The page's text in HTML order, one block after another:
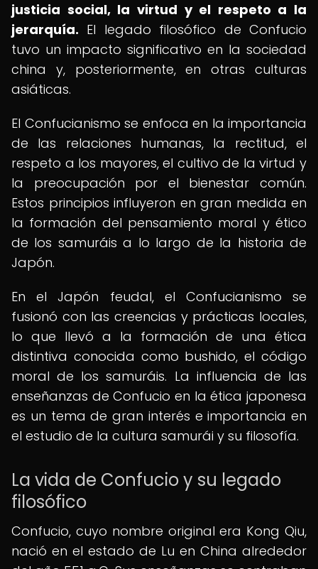
justicia social, la virtud y el respeto a la
jerarquía. El legado filosófico de Confucio
tuvo un impacto significativo en la sociedad
china y, posteriormente, en otras culturas
asiáticas.
El Confucianismo se enfoca en la importancia
de las relaciones humanas, la rectitud, el
respeto a los mayores, el cultivo de la virtud y
la preocupación por el bienestar común.
Estos principios influyeron en gran medida en
la formación del pensamiento moral y ético
de los samuráis a lo largo de la historia de
Japón.
En el Japón feudal, el Confucianismo se
fusionó con las creencias y prácticas locales,
lo que llevó a la formación de una ética
distintiva conocida como bushido, el código
moral de los samuráis. La influencia de las
enseñanzas de Confucio en la ética japonesa
es un tema de gran interés e importancia en
el estudio de la cultura samurái y su filosofía.
La vida de Confucio y su legado
filosófico
Confucio, cuyo nombre original era Kong Qiu,
nació en el estado de Lu en China alrededor